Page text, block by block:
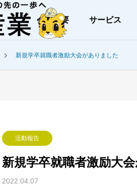
会社概要 サービス
オフィスツアー
Office Tour
新規学卒就職者激励大会がありました
活動報告
新規学卒就職者激励大
2022.04.07